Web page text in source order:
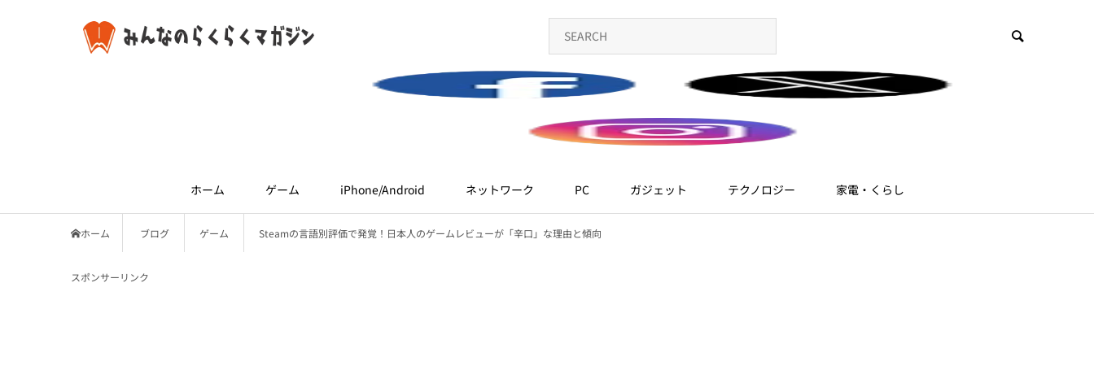
ホーム ゲーム iPhone/Android ネットワーク PC ガジェット テクノロジー 家電・くらし
ホーム ブログ ゲーム Steamの言語別評価で発覚！日本人のゲームレビューが「辛口」な理由と傾向
スポンサーリンク